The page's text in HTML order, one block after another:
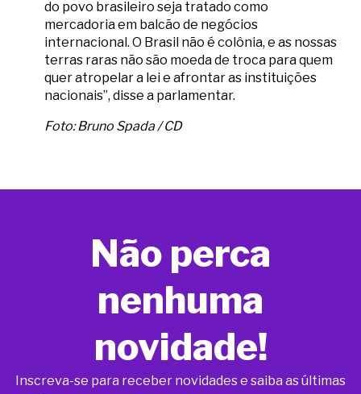
do povo brasileiro seja tratado como
mercadoria em balcão de negócios
internacional. O Brasil não é colônia, e as nossas
terras raras não são moeda de troca para quem
quer atropelar a lei e afrontar as instituições
nacionais”, disse a parlamentar.
Foto: Bruno Spada / CD
Não perca
nenhuma
novidade!
Inscreva-se para receber novidades e saiba as últimas